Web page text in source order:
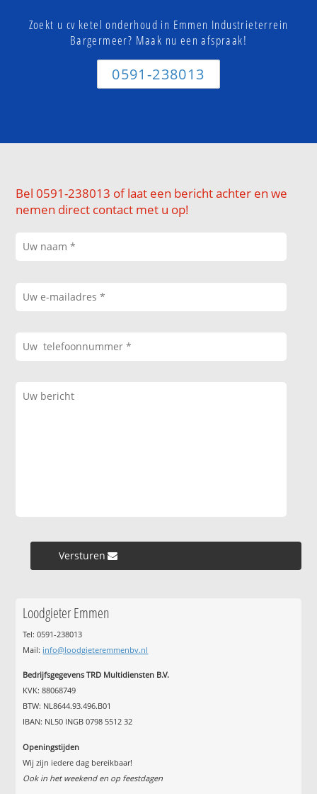
Zoekt u cv ketel onderhoud in Emmen Industrieterrein
Bargermeer? Maak nu een afspraak!
0591-238013
Bel 0591-238013 of laat een bericht achter en we
nemen direct contact met u op!
Versturen »
Loodgieter Emmen
Tel: 0591-238013
Mail: info@loodgieteremmenbv.nl
Bedrijfsgegevens TRD Multidiensten B.V.
KVK: 88068749
BTW: NL8644.93.496.B01
IBAN: NL50 INGB 0798 5512 32
Openingstijden
Wij zijn iedere dag bereikbaar!
Ook in het weekend en op feestdagen